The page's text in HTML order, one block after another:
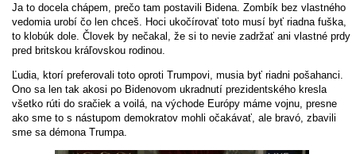
Ja to docela chápem, prečo tam postavili Bidena. Zombík bez vlastného
vedomia urobí čo len chceš. Hoci ukočírovať toto musí byť riadna fuška,
to klobúk dole. Človek by nečakal, že si to nevie zadržať ani vlastné prdy
pred britskou kráľovskou rodinou.
Ľudia, ktorí preferovali toto oproti Trumpovi, musia byť riadni pošahanci.
Ono sa len tak akosi po Bidenovom ukradnutí prezidentského kresla
všetko rúti do sračiek a voilá, na východe Európy máme vojnu, presne
ako sme to s nástupom demokratov mohli očakávať, ale bravó, zbavili
sme sa démona Trumpa.